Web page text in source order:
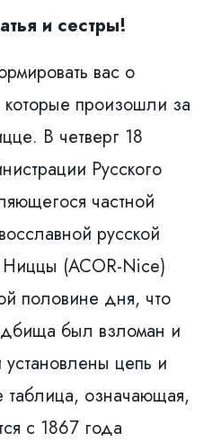
и сестры!
вас о
которые произошли за
В четверг 18
Русского
частной
русской
(ACOR-Nice)
половине дня, что
был взломан и
цепь и
таблица, означающая,
с 1867 года